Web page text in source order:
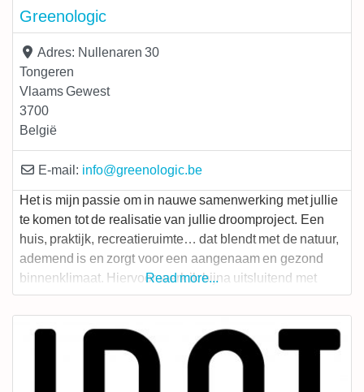
Greenologic
Adres: Nullenaren 30
Tongeren
Vlaams Gewest
3700
België
E-mail: info@greenologic.be
Het is mijn passie om in nauwe samenwerking met jullie
te komen tot de realisatie van jullie droomproject. Een
huis, praktijk, recreatieruimte… dat blendt met de natuur,
ademend is en zorgt voor een aangenaam en gezond
binnenklimaat. Hiervoor werk ik bijna uitsluitend met
natuurlijke en, wanneer mogelijk, lokale materialen zoals
onder andere stro, hennep, kalk en leem. Dit zorgt niet
Read more...